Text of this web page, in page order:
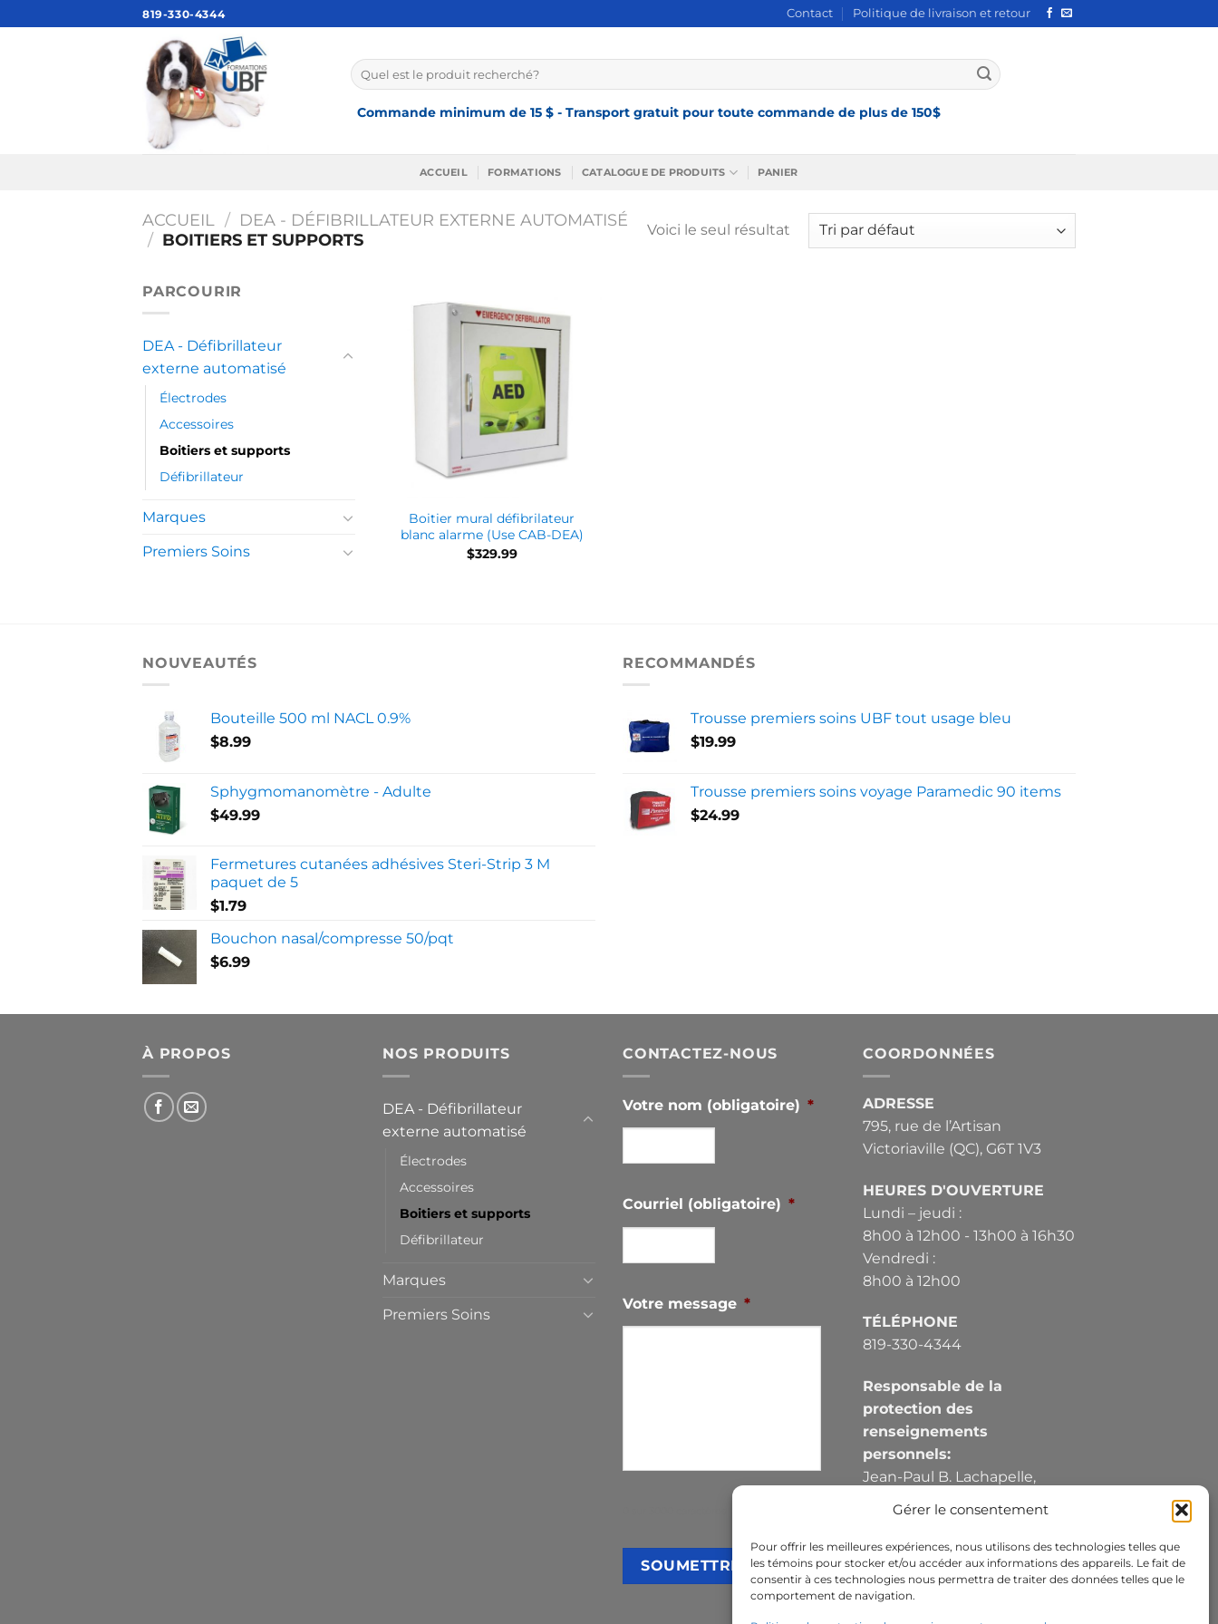
Gérer le consentement
Pour offrir les meilleures expériences, nous utilisons des technologies telles que
les témoins pour stocker et/ou accéder aux informations des appareils. Le fait de
consentir à ces technologies nous permettra de traiter des données telles que le
comportement de navigation.
au
819-330-4344 Contact Politique de livraison et retour
Recherche
pour :
Commande minimum de 15 $ - Transport gratuit pour toute commande de plus de 150$
ACCUEIL FORMATIONS CATALOGUE DE PRODUITS PANIER
ACCUEIL / DEA - DÉFIBRILLATEUR EXTERNE AUTOMATISÉ
/ BOITIERS ET SUPPORTS
Voici le seul résultat
PARCOURIR
DEA - Défibrillateur
externe automatisé
Électrodes
Accessoires
Boitiers et supports
Défibrillateur
Marques
Premiers Soins
Boitier mural défibrilateur
blanc alarme (Use CAB-DEA)
$329.99
NOUVEAUTÉS
Bouteille 500 ml NACL 0.9%
$8.99
Sphygmomanomètre - Adulte
$49.99
Fermetures cutanées adhésives Steri-Strip 3 M
paquet de 5
$1.79
Bouchon nasal/compresse 50/pqt
$6.99
RECOMMANDÉS
Trousse premiers soins UBF tout usage bleu
$19.99
Trousse premiers soins voyage Paramedic 90 items
$24.99
À PROPOS NOS PRODUITS
DEA - Défibrillateur
externe automatisé
Électrodes
Accessoires
Boitiers et supports
Défibrillateur
Marques
Premiers Soins
CONTACTEZ-NOUS
Votre nom (obligatoire) *
Courriel (obligatoire) *
Votre message *
COORDONNÉES
ADRESSE
795, rue de l’Artisan
Victoriaville (QC), G6T 1V3
HEURES D'OUVERTURE
Lundi – jeudi :
8h00 à 12h00 - 13h00 à 16h30
Vendredi :
8h00 à 12h00
TÉLÉPHONE
819-330-4344
Responsable de la
protection des
renseignements
personnels:
Jean-Paul B. Lachapelle,